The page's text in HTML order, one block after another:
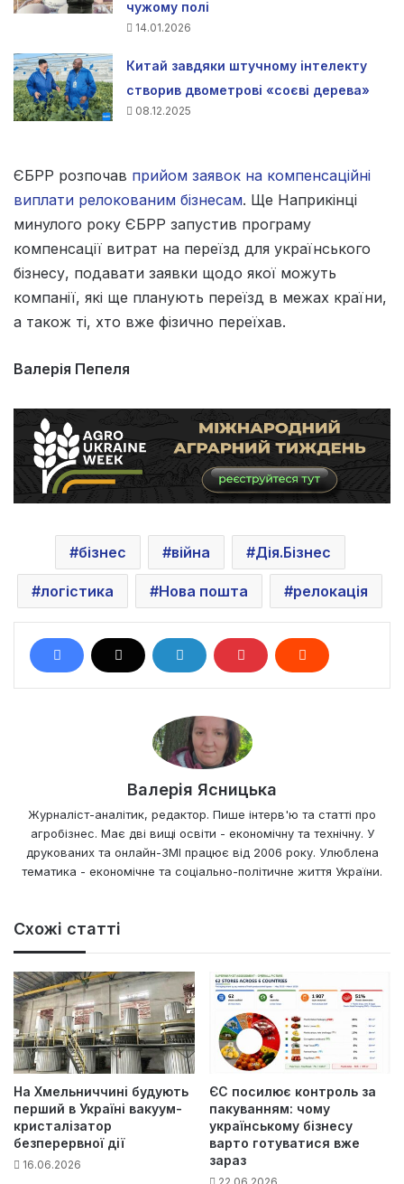
чужому полі
14.01.2026
Китай завдяки штучному інтелекту
створив двометрові «соєві дерева»
08.12.2025
ЄБРР розпочав прийом заявок на компенсаційні
виплати релокованим бізнесам. Ще Наприкінці
минулого року ЄБРР запустив програму
компенсації витрат на переїзд для українського
бізнесу, подавати заявки щодо якої можуть
компанії, які ще планують переїзд в межах країни,
а також ті, хто вже фізично переїхав.
Валерія Пепеля
бізнес війна Дія.Бізнес
логістика Нова пошта релокація
Валерія Ясницька
Журналіст-аналітик, редактор. Пише інтерв'ю та статті про
агробізнес. Має дві вищі освіти - економічну та технічну. У
друкованих та онлайн-ЗМІ працює від 2006 року. Улюблена
тематика - економічне та соціально-політичне життя України.
Схожі статті
На Хмельниччині будують
перший в Україні вакуум-
кристалізатор
безперервної дії
16.06.2026
ЄС посилює контроль за
пакуванням: чому
українському бізнесу
варто готуватися вже
зараз